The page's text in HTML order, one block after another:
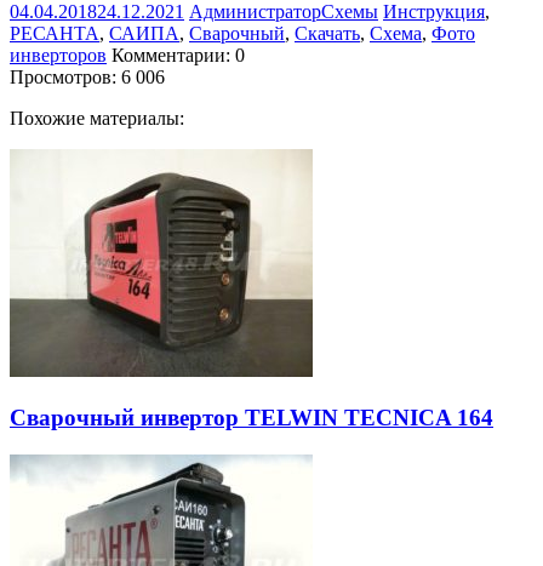
04.04.201824.12.2021 АдминистраторСхемы Инструкция,
РЕСАНТА, САИПА, Сварочный, Скачать, Схема, Фото
инверторов Комментарии: 0
Просмотров: 6 006
Похожие материалы:
Сварочный инвертор TELWIN TECNICA 164